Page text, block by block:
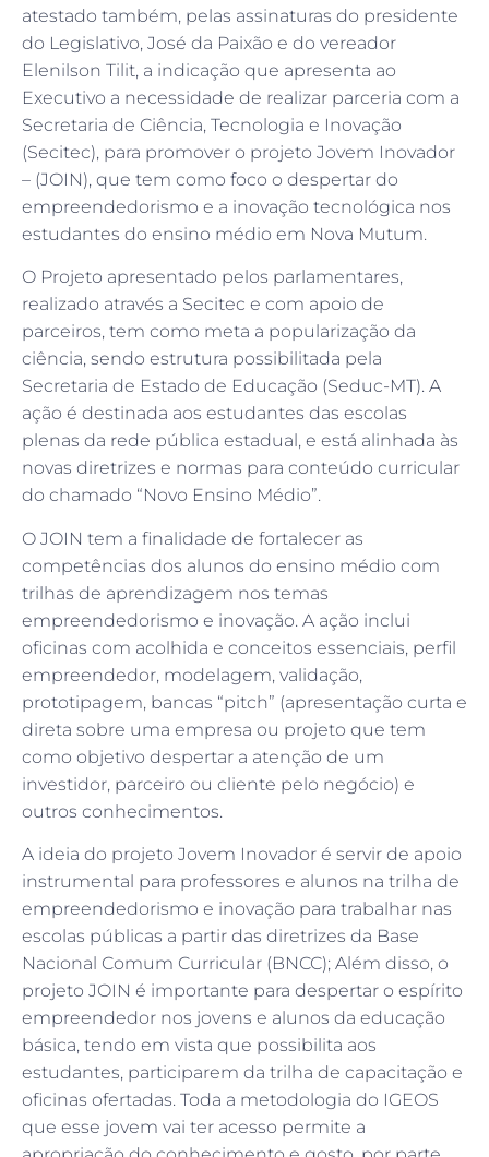
atestado também, pelas assinaturas do presidente
do Legislativo, José da Paixão e do vereador
Elenilson Tilit, a indicação que apresenta ao
Executivo a necessidade de realizar parceria com a
Secretaria de Ciência, Tecnologia e Inovação
(Secitec), para promover o projeto Jovem Inovador
– (JOIN), que tem como foco o despertar do
empreendedorismo e a inovação tecnológica nos
estudantes do ensino médio em Nova Mutum.
O Projeto apresentado pelos parlamentares,
realizado através a Secitec e com apoio de
parceiros, tem como meta a popularização da
ciência, sendo estrutura possibilitada pela
Secretaria de Estado de Educação (Seduc-MT). A
ação é destinada aos estudantes das escolas
plenas da rede pública estadual, e está alinhada às
novas diretrizes e normas para conteúdo curricular
do chamado “Novo Ensino Médio”.
O JOIN tem a finalidade de fortalecer as
competências dos alunos do ensino médio com
trilhas de aprendizagem nos temas
empreendedorismo e inovação. A ação inclui
oficinas com acolhida e conceitos essenciais, perfil
empreendedor, modelagem, validação,
prototipagem, bancas “pitch” (apresentação curta e
direta sobre uma empresa ou projeto que tem
como objetivo despertar a atenção de um
investidor, parceiro ou cliente pelo negócio) e
outros conhecimentos.
A ideia do projeto Jovem Inovador é servir de apoio
instrumental para professores e alunos na trilha de
empreendedorismo e inovação para trabalhar nas
escolas públicas a partir das diretrizes da Base
Nacional Comum Curricular (BNCC); Além disso, o
projeto JOIN é importante para despertar o espírito
empreendedor nos jovens e alunos da educação
básica, tendo em vista que possibilita aos
estudantes, participarem da trilha de capacitação e
oficinas ofertadas. Toda a metodologia do IGEOS
que esse jovem vai ter acesso permite a